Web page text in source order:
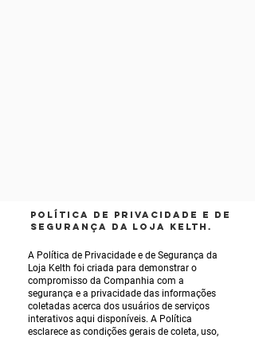
Política de Privacidade e de
Segurança da Loja Kelth.
A Política de Privacidade e de Segurança da
Loja Kelth foi criada para demonstrar o
compromisso da Companhia com a
segurança e a privacidade das informações
coletadas acerca dos usuários de serviços
interativos aqui disponíveis. A Política
esclarece as condições gerais de coleta, uso,